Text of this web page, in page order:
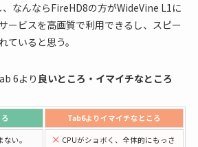
なんならFireHD8の方がWideVine L1に
ービスを高画質で利用できるし、スピー
ていると思う。
6より 良いところ・イマイチなところ
Tab6より イマイチなところ
い。
CPUがショボく、全体的にもっさ